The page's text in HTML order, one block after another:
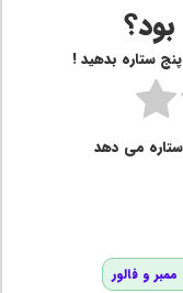
ستاره بدهید !
می دهد
و فالور